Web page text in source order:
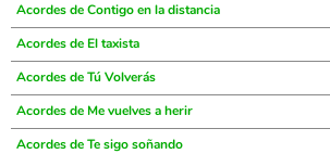
Acordes de Contigo en la distancia
Acordes de El taxista
Acordes de Tú Volverás
Acordes de Me vuelves a herir
Acordes de Te sigo soñando